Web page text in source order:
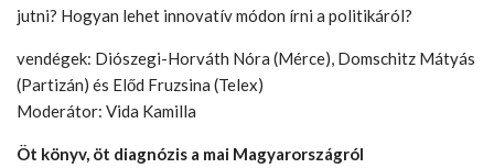
jutni? Hogyan lehet innovatív módon írni a politikáról?
vendégek: Diószegi-Horváth Nóra (Mérce), Domschitz Mátyás
(Partizán) és Előd Fruzsina (Telex)
Moderátor: Vida Kamilla
Öt könyv, öt diagnózis a mai Magyarországról